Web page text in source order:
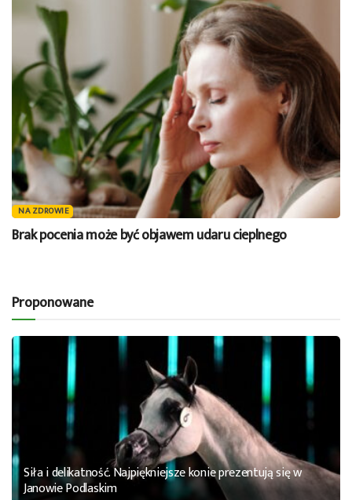
NA ZDROWIE
Brak pocenia może być objawem udaru cieplnego
Proponowane
Siła i delikatność. Najpiękniejsze konie prezentują się w
Janowie Podlaskim